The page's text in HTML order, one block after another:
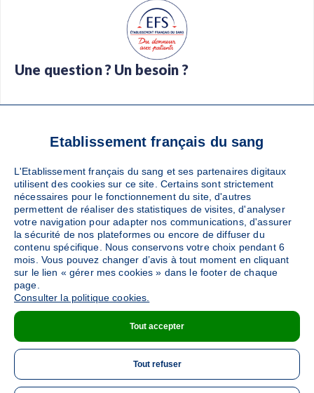
Une question ? Un besoin ?
Téléchargez l’app Don de sang
Suivez-nous :
de
Gestion des cookies
Plan du site
Accessibilité : non conforme
Etablissement français du sang
L'Etablissement français du sang et ses partenaires digitaux
utilisent des cookies sur ce site. Certains sont strictement
nécessaires pour le fonctionnement du site, d'autres
permettent de réaliser des statistiques de visites, d'analyser
votre navigation pour adapter nos communications, d'assurer
la sécurité de nos plateformes ou encore de diffuser du
contenu spécifique. Nous conservons votre choix pendant 6
mois. Vous pouvez changer d’avis à tout moment en cliquant
sur le lien « gérer mes cookies » dans le footer de chaque
page.
Consulter la politique cookies.
Tout accepter
Tout refuser